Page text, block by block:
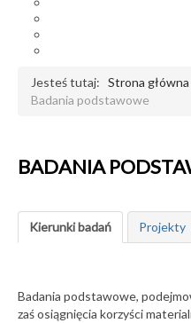
Jesteś tutaj: Strona
Badania podstawowe
BADANIA
Kierunki badań Projekty
Badania podstawowe,
zaś osiągnięcia korzyści